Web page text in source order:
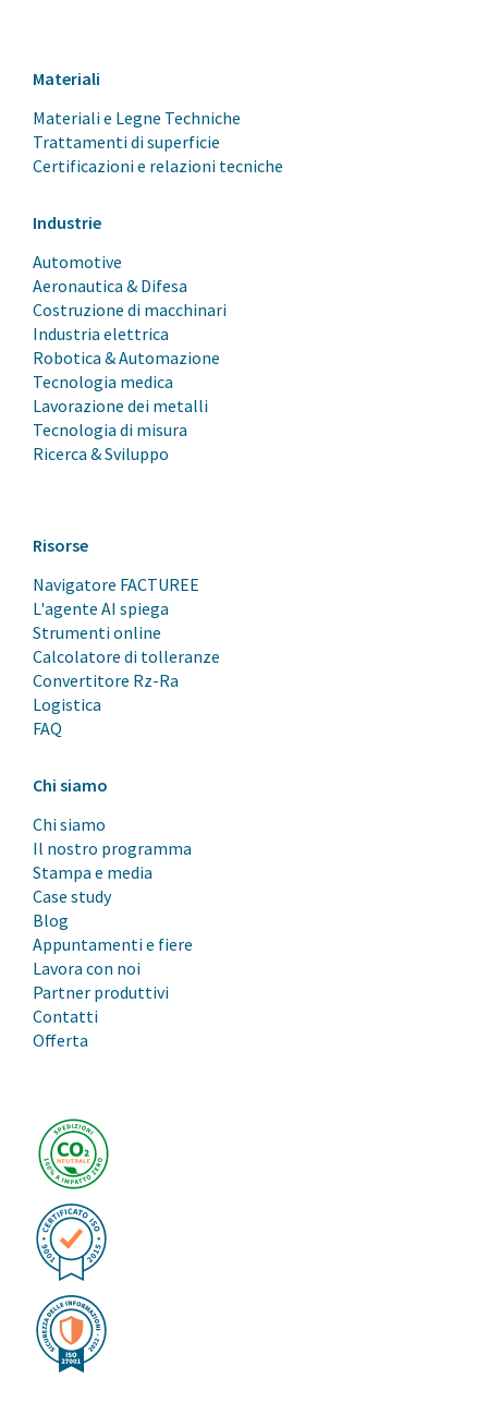
Materiali
Materiali e Legne Techniche
Trattamenti di superficie
Certificazioni e relazioni tecniche
Industrie
Automotive
Aeronautica & Difesa
Costruzione di macchinari
Industria elettrica
Robotica & Automazione
Tecnologia medica
Lavorazione dei metalli
Tecnologia di misura
Ricerca & Sviluppo
Risorse
Navigatore FACTUREE
L'agente AI spiega
Strumenti online
Calcolatore di tolleranze
Convertitore Rz-Ra
Logistica
FAQ
Chi siamo
Chi siamo
Il nostro programma
Stampa e media
Case study
Blog
Appuntamenti e fiere
Lavora con noi
Partner produttivi
Contatti
Offerta